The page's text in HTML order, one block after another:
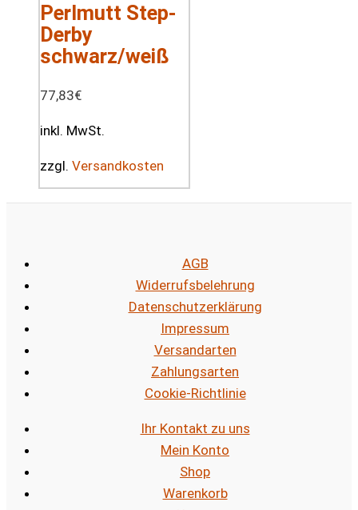
Perlmutt Step-
Derby
schwarz/weiß
77,83€
inkl. MwSt.
zzgl. Versandkosten
AGB
Widerrufsbelehrung
Datenschutzerklärung
Impressum
Versandarten
Zahlungsarten
Cookie-Richtlinie
Ihr Kontakt zu uns
Mein Konto
Shop
Warenkorb